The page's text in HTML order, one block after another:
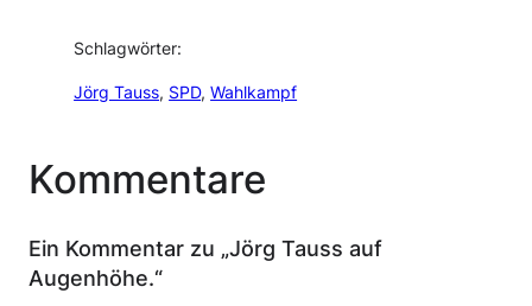
Schlagwörter:
Jörg Tauss, SPD, Wahlkampf
Kommentare
Ein Kommentar zu „Jörg Tauss auf
Augenhöhe.“